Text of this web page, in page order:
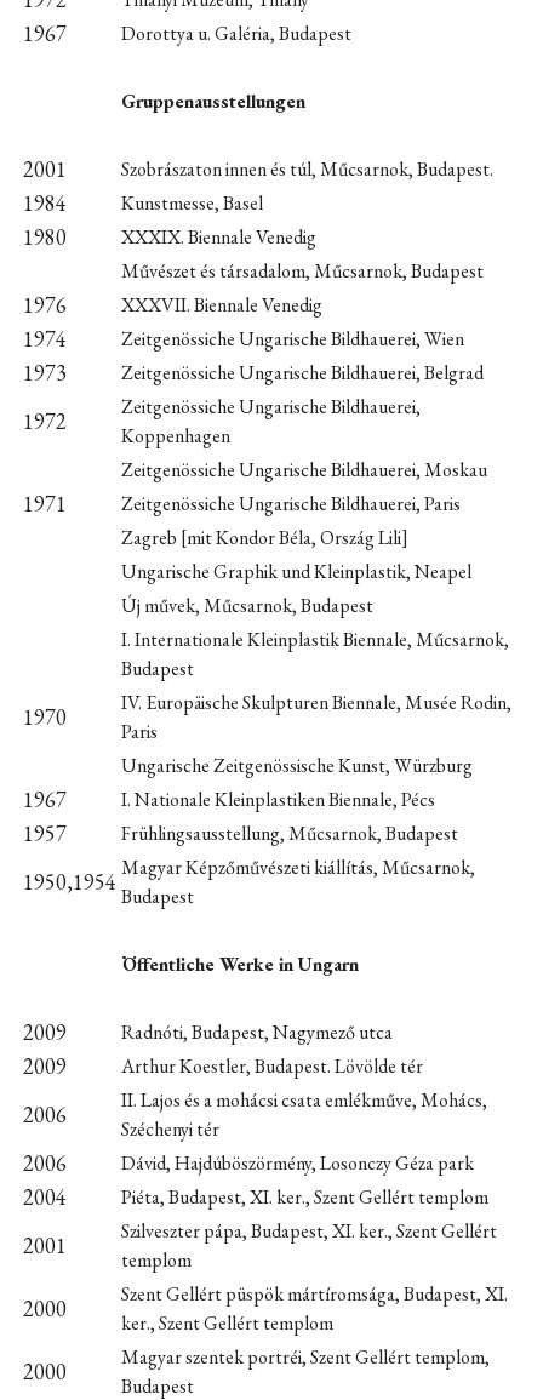
1967 Dorottya u. Galéria, Budapest
Gruppenausstellungen
2001 Szobrászaton innen és túl, Műcsarnok, Budapest.
1984 Kunstmesse, Basel
1980
XXXIX. Biennale Venedig
Művészet és társadalom, Műcsarnok, Budapest
1976 XXXVII. Biennale Venedig
1974 Zeitgenössiche Ungarische Bildhauerei, Wien
1973 Zeitgenössiche Ungarische Bildhauerei, Belgrad
1972
Zeitgenössiche Ungarische Bildhauerei,
Koppenhagen
Zeitgenössiche Ungarische Bildhauerei, Moskau
1971
Zeitgenössiche Ungarische Bildhauerei, Paris
Zagreb [mit Kondor Béla, Ország Lili]
Ungarische Graphik und Kleinplastik, Neapel
Új művek, Műcsarnok, Budapest
I. Internationale Kleinplastik Biennale, Műcsarnok,
Budapest
1970
IV. Europäische Skulpturen Biennale, Musée Rodin,
Paris
Ungarische Zeitgenössische Kunst, Würzburg
1967 I. Nationale Kleinplastiken Biennale, Pécs
1957 Frühlingsausstellung, Műcsarnok, Budapest
1950,1954
Magyar Képzőművészeti kiállítás, Műcsarnok,
Budapest
Öffentliche Werke in Ungarn
2009 Radnóti, Budapest, Nagymező utca
2009 Arthur Koestler, Budapest. Lövölde tér
2006
II. Lajos és a mohácsi csata emlékműve, Mohács,
Széchenyi tér
2006 Dávid, Hajdúböszörmény, Losonczy Géza park
2004 Piéta, Budapest, XI. ker., Szent Gellért templom
2001
Szilveszter pápa, Budapest, XI. ker., Szent Gellért
templom
2000
Szent Gellért püspök mártíromsága, Budapest, XI.
ker., Szent Gellért templom
2000
Magyar szentek portréi, Szent Gellért templom,
Budapest